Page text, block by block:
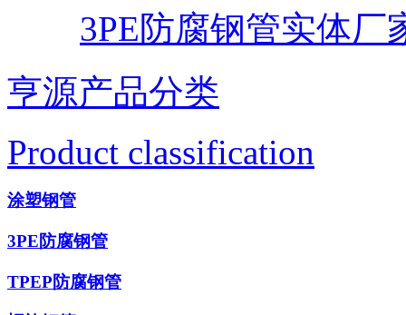
3PE防腐钢管实体厂
亨源产品分类
Product classification
涂塑钢管
3PE防腐钢管
TPEP防腐钢管